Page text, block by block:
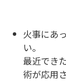
火事にあ
い。
最近でき
術が応用